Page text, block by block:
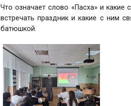
Что означает слово «Пасха» и какие
встречать праздник и какие с ним
батюшкой.